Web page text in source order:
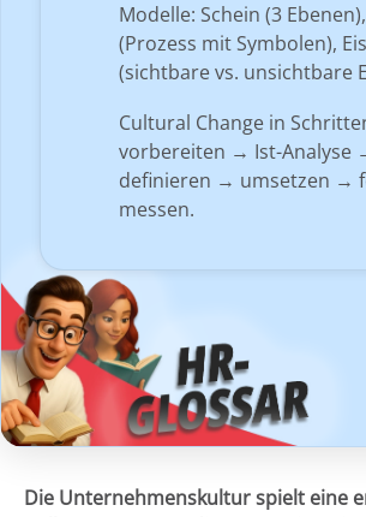
Modelle: Schein (3
(Prozess mit Symbolen),
(sichtbare vs. unsichtbare
Cultural Change in
vorbereiten → Ist-Analyse
definieren → umsetzen →
messen.
Die Unternehmenskultur spielt eine